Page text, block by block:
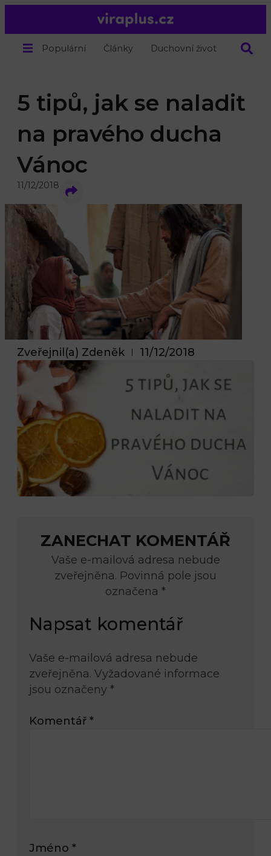
Populární Články Duchovní život O nás
5 tipů, jak se naladit
na pravého ducha
Vánoc
11/12/2018
Zveřejnil(a) Zdeněk 11/12/2018
ZANECHAT KOMENTÁŘ
Vaše e-mailová adresa nebude
zveřejněna. Povinná pole jsou
označena *
Napsat komentář
Vaše e-mailová adresa nebude
zveřejněna. Vyžadované informace
jsou označeny *
Komentář *
Jméno *